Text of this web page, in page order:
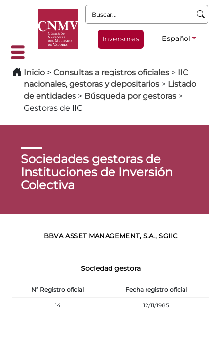
Buscar:
Inversores Español
Inicio > Consultas a registros oficiales > IIC
nacionales, gestoras y depositarios > Listado
de entidades > Búsqueda por gestoras >
Gestoras de IIC
Sociedades gestoras de
Instituciones de Inversión
Colectiva
BBVA ASSET MANAGEMENT, S.A., SGIIC
Sociedad gestora
Nº Registro oficial Fecha registro oficial
14 12/11/1985